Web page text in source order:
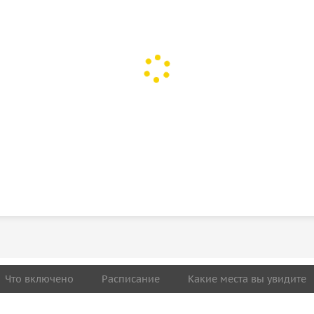
Что включено Расписание Какие места вы увидите